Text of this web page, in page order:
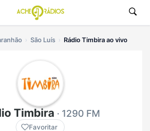
São Luís Rádio Timbira ao vivo
Timbira · 1290 FM
Favoritar